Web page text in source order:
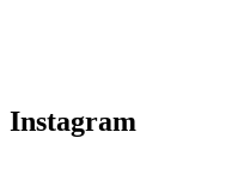
Instagram